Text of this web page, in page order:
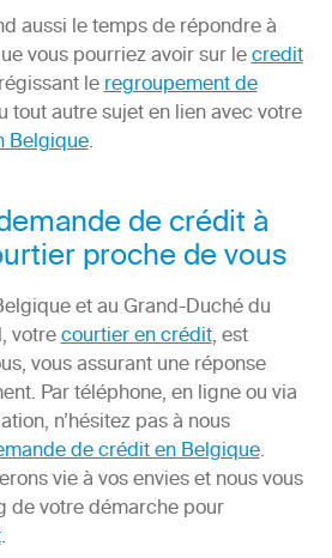
aussi le temps de répondre à
vous pourriez avoir sur lecredit
leregroupement de
tout autre sujet en lien avec votre
Belgique.
de crédit à
proche de vous
et au Grand-Duché du
votrecourtier en crédit, est
vous assurant une réponse
Par téléphone, en ligne ou via
n’hésitez pas à nous
de crédit en Belgique.
vie à vos envies et nous vous
de votre démarche pour
.